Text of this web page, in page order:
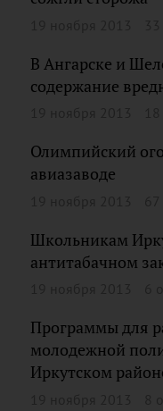
В Ангарске и
содержание
Олимпийский
авиазаводе
Школьникам
антитабачном
Программы для
молодежной
Иркутском